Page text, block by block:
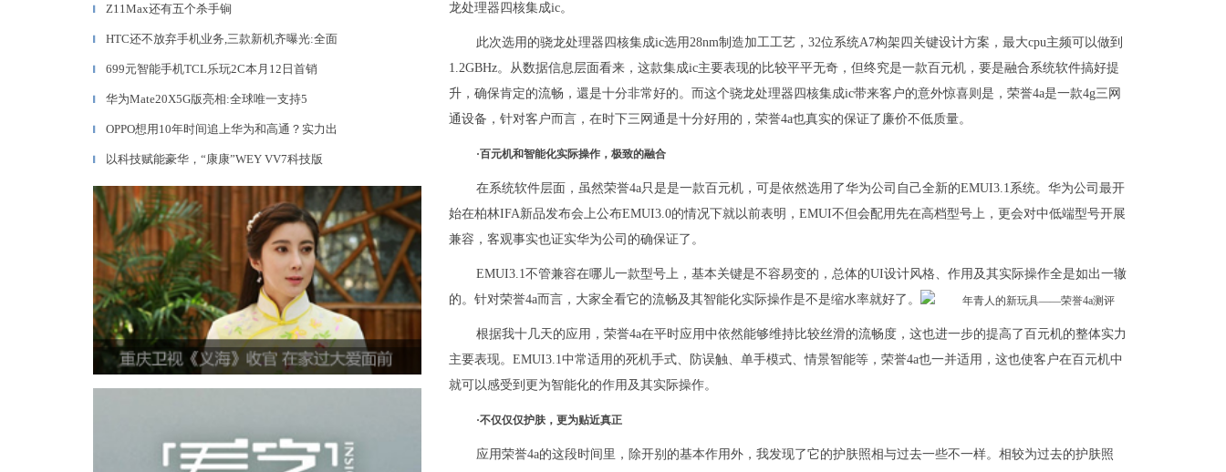
▎ Z11Max还有五个杀手锏
▎ HTC还不放弃手机业务,三款新机齐曝光:全面
▎ 699元智能手机TCL乐玩2C本月12日首销
▎ 华为Mate20X5G版亮相:全球唯一支持5
▎ OPPO想用10年时间追上华为和高通？实力出
▎ 以科技赋能豪华，“康康”WEY VV7科技版
龙处理器四核集成ic。
此次选用的骁龙处理器四核集成ic选用28nm制造加工工艺，32位系统A7构架四关键设计方案，最大cpu主频可以做到
1.2GBHz。从数据信息层面看来，这款集成ic主要表现的比较平平无奇，但终究是一款百元机，要是融合系统软件搞好提
升，确保肯定的流畅，還是十分非常好的。而这个骁龙处理器四核集成ic带来客户的意外惊喜则是，荣誉4a是一款4g三网
通设备，针对客户而言，在时下三网通是十分好用的，荣誉4a也真实的保证了廉价不低质量。
·百元机和智能化实际操作，极致的融合
在系统软件层面，虽然荣誉4a只是是一款百元机，可是依然选用了华为公司自己全新的EMUI3.1系统。华为公司最开
始在柏林IFA新品发布会上公布EMUI3.0的情况下就以前表明，EMUI不但会配用先在高档型号上，更会对中低端型号开展
兼容，客观事实也证实华为公司的确保证了。
EMUI3.1不管兼容在哪儿一款型号上，基本关键是不容易变的，总体的UI设计风格、作用及其实际操作全是如出一辙
的。针对荣誉4a而言，大家全看它的流畅及其智能化实际操作是不是缩水率就好了。
根据我十几天的应用，荣誉4a在平时应用中依然能够维持比较丝滑的流畅度，这也进一步的提高了百元机的整体实力
主要表现。EMUI3.1中常适用的死机手式、防误触、单手模式、情景智能等，荣誉4a也一并适用，这也使客户在百元机中
就可以感受到更为智能化的作用及其实际操作。
·不仅仅仅护肤，更为贴近真正
应用荣誉4a的这段时间里，除开别的基本作用外，我发现了它的护肤照相与过去一些不一样。相较为过去的护肤照